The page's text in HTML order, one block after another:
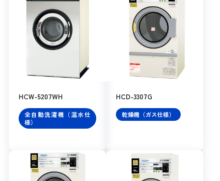
HCW-5207WH
全自動洗濯機（温水仕
様）
HCD-3307G
乾燥機（ガス仕様）